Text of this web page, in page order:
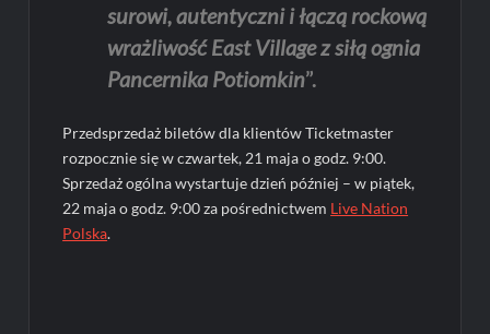
surowi, autentyczni i łączą rockową
wrażliwość East Village z siłą ognia
Pancernika Potiomkin”.
Przedsprzedaż biletów dla klientów Ticketmaster
rozpocznie się w czwartek, 21 maja o godz. 9:00.
Sprzedaż ogólna wystartuje dzień później – w piątek,
22 maja o godz. 9:00 za pośrednictwem Live Nation
Polska.